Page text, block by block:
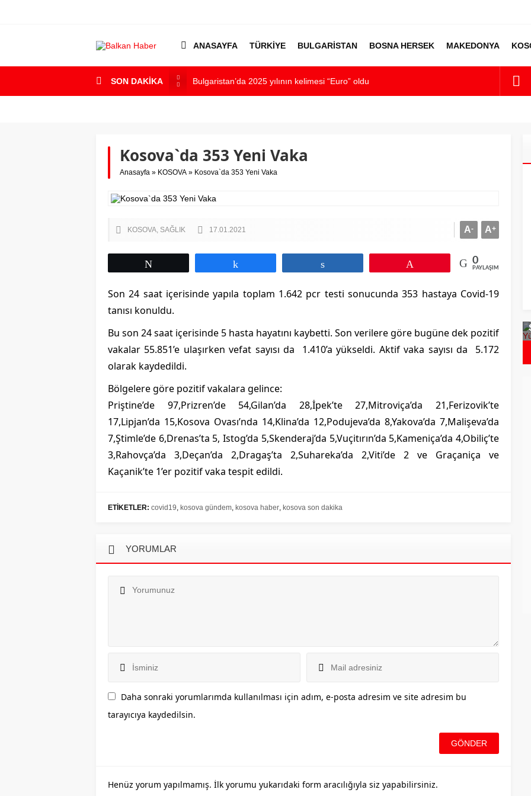
ANASAYFA TÜRKİYE BULGARİSTAN BOSNA HERSEK MAKEDONYA
SON DAKİKA
Bulgaristan’da 2025 yılının kelimesi “Euro” oldu
Bulgaristan’dan İspanya’ya destek
Bulgaristan’da Emeklilikten Sonra Çalışan Sayısı Artıyor
Kosova`da 353 Yeni Vaka
Anasayfa » KOSOVA » Kosova`da 353 Yeni Vaka
KOSOVA SAĞLIK 17.01.2021 A+
A-
0
PAYLAŞIMLAR
Son 24 saat içerisinde yapıla toplam 1.642 pcr testi sonucunda 353 hastaya Covid-19
tanısı konuldu.
Bu son 24 saat içerisinde 5 hasta hayatını kaybetti. Son verilere göre bugüne dek pozitif
vakalar 55.851’e ulaşırken vefat sayısı da 1.410’a yükseldi. Aktif vaka sayısı da 5.172
olarak kaydedildi.
Bölgelere göre pozitif vakalara gelince:
Priştine’de 97,Prizren’de 54,Gilan’da 28,İpek’te 27,Mitroviça’da 21,Ferizovik’te
17,Lipjan’da 15,Kosova Ovası’nda 14,Klina’da 12,Podujeva’da 8,Yakova’da 7,Malişeva’da
7,Ştimle’de 6,Drenas’ta 5, Istog’da 5,Skenderaj’da 5,Vuçitırın’da 5,Kameniça’da 4,Obiliç’te
3,Rahovça’da 3,Deçan’da 2,Dragaş’ta 2,Suhareka’da 2,Viti’de 2 ve Graçaniça ve
Kaçanik’te 1’er pozitif vaka tespit edildi.
ETİKETLER: covid19, kosova gündem, kosova haber, kosova son dakika
YORUMLAR
Daha sonraki yorumlarımda kullanılması için adım, e-posta adresim ve site adresim bu
tarayıcıya kaydedilsin.
Henüz yorum yapılmamış. İlk yorumu yukarıdaki form aracılığıyla siz yapabilirsiniz.
Bulgaristan`da Omicron`dan Daha
Hızlı Yayılan Yeni Varyant Tespit
Edildi